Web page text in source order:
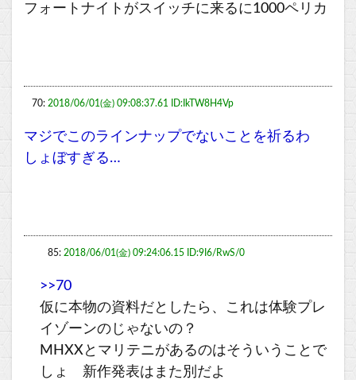
フォートナイトがスイッチに来るに1000ペリカ
70: 2018/06/01(金) 09:08:37.61 ID:IkTW8H4Vp
マジでこのラインナップでないことを祈るわ
しょぼすぎる…
85: 2018/06/01(金) 09:24:06.15 ID:9I6/RwS/0
>>70
仮に本物の資料だとしたら、これは体験プレ
イゾーンのじゃないの？
MHXXとマリテニがあるのはそういうことで
しょ 新作発表はまた別だよ